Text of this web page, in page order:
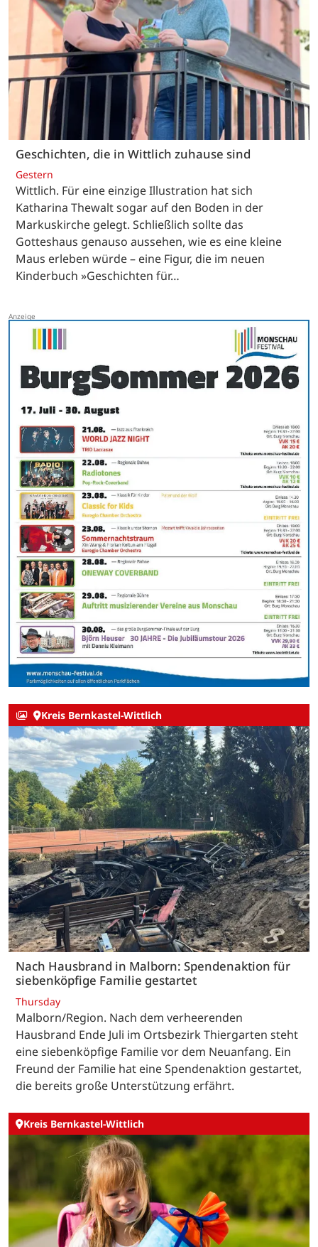
Geschichten, die in Wittlich zuhause sind
Gestern
Wittlich. Für eine einzige Illustration hat sich
Katharina Thewalt sogar auf den Boden in der
Markuskirche gelegt. Schließlich sollte das
Gotteshaus genauso aussehen, wie es eine kleine
Maus erleben würde – eine Figur, die im neuen
Kinderbuch »Geschichten für…
Kreis Bernkastel-Wittlich
Nach Hausbrand in Malborn: Spendenaktion für
siebenköpfige Familie gestartet
Thursday
Malborn/Region. Nach dem verheerenden
Hausbrand Ende Juli im Ortsbezirk Thiergarten steht
eine siebenköpfige Familie vor dem Neuanfang. Ein
Freund der Familie hat eine Spendenaktion gestartet,
die bereits große Unterstützung erfährt.
Kreis Bernkastel-Wittlich